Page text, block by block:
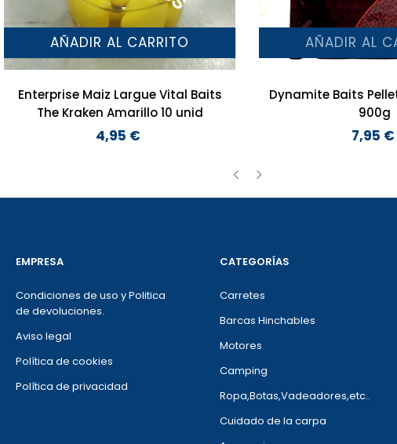
AÑADIR AL CARRITO
Enterprise Maiz Largue Vital Baits
The Kraken Amarillo 10 unid
Precio
4,95 €
AÑADIR AL
Dynamite Baits
900g
7,95 €
EMPRESA
Condiciones de uso y Politica
de devoluciones.
Aviso legal
Política de cookies
Política de privacidad
CATEGORÍAS
Carretes
Barcas Hinchables
Motores
Camping
Ropa,Botas,Vadeadores,etc..
Cuidado de la carpa